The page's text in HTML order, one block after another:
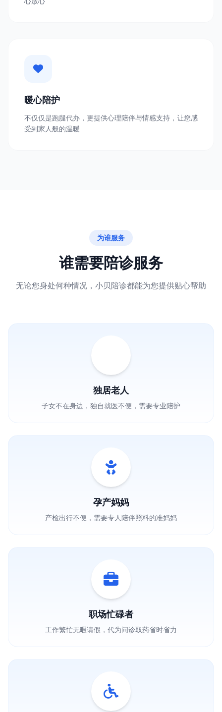
暖心陪护
不仅仅是跑腿代办，更提供心理陪伴与情感支持，让您感
受到家人般的温暖
为谁服务
谁需要陪诊服务
无论您身处何种情况，小贝陪诊都能为您提供贴心帮助
独居老人
子女不在身边，独自就医不便，需要专业陪护
孕产妈妈
产检出行不便，需要专人陪伴照料的准妈妈
职场忙碌者
工作繁忙无暇请假，代为问诊取药省时省力